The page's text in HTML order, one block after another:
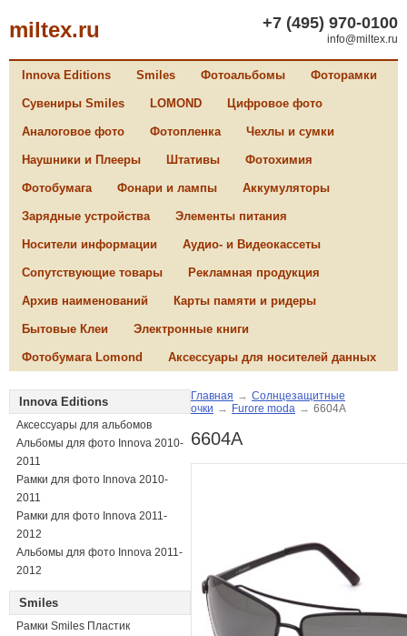
miltex.ru +7 (495) 970-0100
info@miltex.ru
Innova Editions Smiles Фотоальбомы Фоторамки
Сувениры Smiles LOMOND Цифровое фото
Аналоговое фото Фотопленка Чехлы и сумки
Наушники и Плееры Штативы Фотохимия
Фотобумага Фонари и лампы Аккумуляторы
Зарядные устройства Элементы питания
Носители информации Аудио- и Видеокассеты
Сопутствующие товары Рекламная продукция
Архив наименований Карты памяти и ридеры
Бытовые Клеи Электронные книги
Фотобумага Lomond Аксессуары для носителей данных
Innova Editions
Аксессуары для альбомов
Альбомы для фото Innova 2010-
2011
Рамки для фото Innova 2010-
2011
Рамки для фото Innova 2011-
2012
Альбомы для фото Innova 2011-
2012
Smiles
Рамки Smiles Пластик
Главная → Солнцезащитные
очки → Furore moda → 6604A
6604A